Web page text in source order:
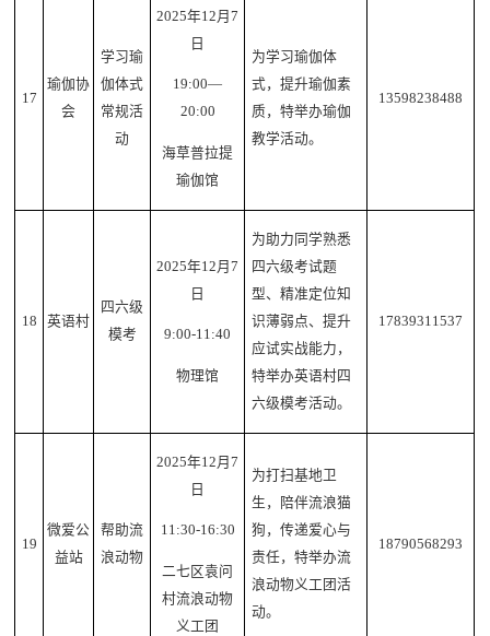
17
瑜伽协
会
学习瑜
伽体式
常规活
动
2025年12月7
日
19:00—
20:00
海草普拉提
瑜伽馆
为学习瑜伽体
式，提升瑜伽素
质，特举办瑜伽
教学活动。
13598238488
18 英语村
四六级
模考
2025年12月7
日
9:00-11:40
物理馆
为助力同学熟悉
四六级考试题
型、精准定位知
识薄弱点、提升
应试实战能力，
特举办英语村四
六级模考活动。
17839311537
19
微爱公
益站
帮助流
浪动物
2025年12月7
日
11:30-16:30
二七区袁问
村流浪动物
义工团
为打扫基地卫
生，陪伴流浪猫
狗，传递爱心与
责任，特举办流
浪动物义工团活
动。
18790568293